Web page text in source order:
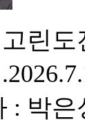
린도
: 박은